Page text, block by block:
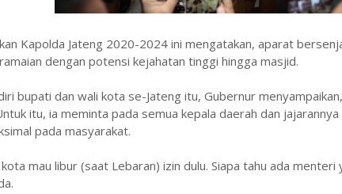
Kapolda Jateng 2020-2024 ini mengatakan, aparat
dengan potensi kejahatan tinggi hingga masjid.
bupati dan wali kota se-Jateng itu, Gubernur
itu, ia meminta pada semua kepala daerah dan
pada masyarakat.
mau libur (saat Lebaran) izin dulu. Siapa tahu ada